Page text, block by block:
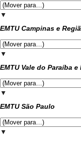
▼
EMTU Campinas e
▼
EMTU Vale do Paraíba
▼
EMTU São Paulo
▼